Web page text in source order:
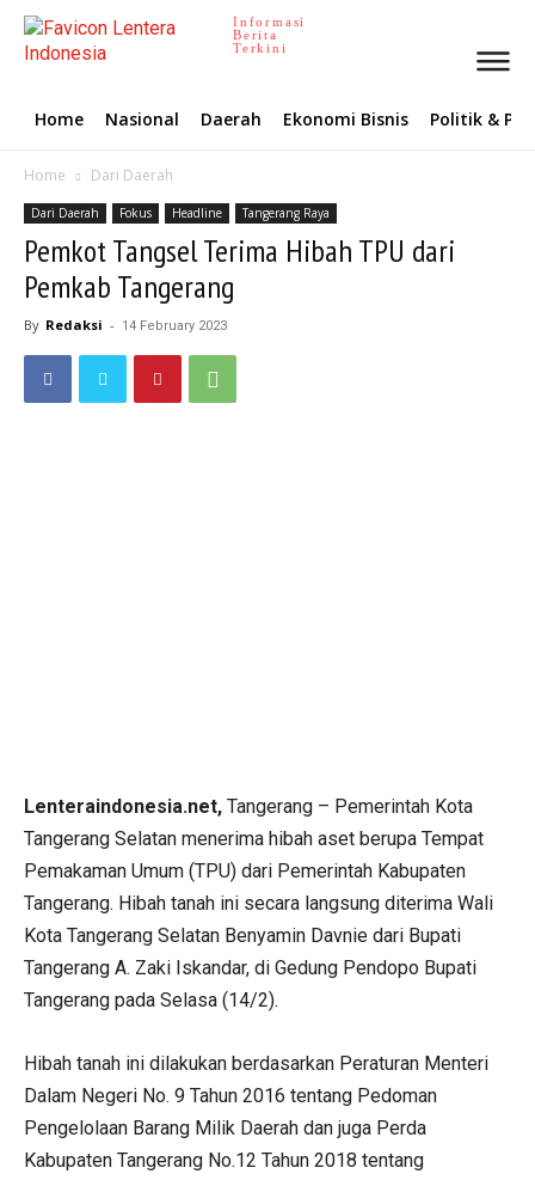
Informasi
Berita
Terkini
Home Nasional Daerah Ekonomi Bisnis Politik &
Home Dari Daerah
Dari Daerah Fokus Headline Tangerang Raya
Pemkot Tangsel Terima Hibah TPU dari
Pemkab Tangerang
By Redaksi - 14 February 2023
Lenteraindonesia.net, Tangerang – Pemerintah Kota
Tangerang Selatan menerima hibah aset berupa Tempat
Pemakaman Umum (TPU) dari Pemerintah Kabupaten
Tangerang. Hibah tanah ini secara langsung diterima Wali
Kota Tangerang Selatan Benyamin Davnie dari Bupati
Tangerang A. Zaki Iskandar, di Gedung Pendopo Bupati
Tangerang pada Selasa (14/2).
Hibah tanah ini dilakukan berdasarkan Peraturan Menteri
Dalam Negeri No. 9 Tahun 2016 tentang Pedoman
Pengelolaan Barang Milik Daerah dan juga Perda
Kabupaten Tangerang No.12 Tahun 2018 tentang